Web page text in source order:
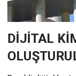
DİJİTAL